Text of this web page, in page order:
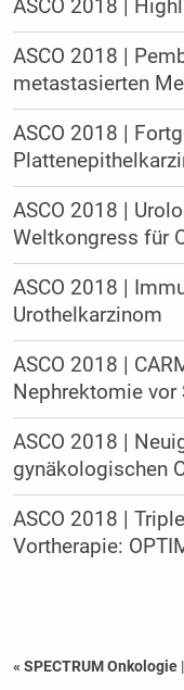
ASCO 2018 |
ASCO 2018 |
metastasierten
ASCO 2018 |
ASCO 2018 |
Weltkongress für
ASCO 2018 |
Urothelkarzinom
ASCO 2018 |
Nephrektomie vor
ASCO 2018 |
gynäkologischen
ASCO 2018 |
Vortherapie:
« SPECTRUM Onkologie |